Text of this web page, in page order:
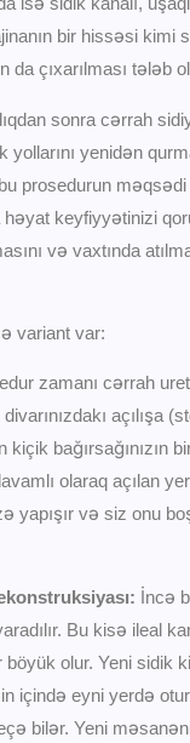
bir hissəsi kimi
da çıxarılması tələb
sonra cərrah
yollarını yenidən
prosedurun
həyat keyfiyyətinizi
və vaxtında
variant var:
zamanı cərrah
açılışa
bağırsağınızın
olaraq açılan
yapışır və siz onu
İncə
Bu kisə ileal
olur. Yeni sidik
içində eyni yerdə
bilər. Yeni